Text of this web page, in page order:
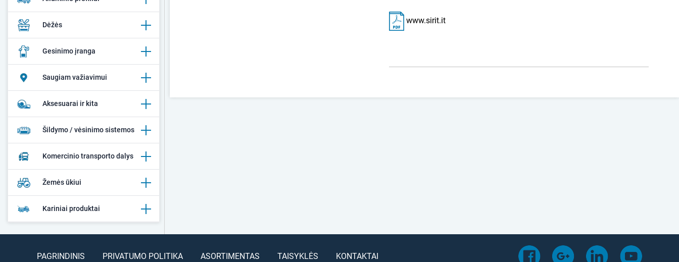
Dėžės
Gesinimo įranga
Saugiam važiavimui
Aksesuarai ir kita
Šildymo / vėsinimo sistemos
Komercinio transporto dalys
Žemės ūkiui
Kariniai produktai
www.sirit.it
PAGRINDINIS PRIVATUMO POLITIKA ASORTIMENTAS TAISYKLĖS KONTAKTAI